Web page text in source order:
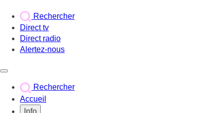
Rechercher
Direct tv
Direct radio
Alertez-nous
Rechercher
Accueil
Info